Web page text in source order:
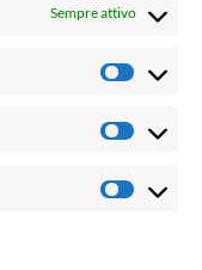
Sempre attivo
è responsabile per